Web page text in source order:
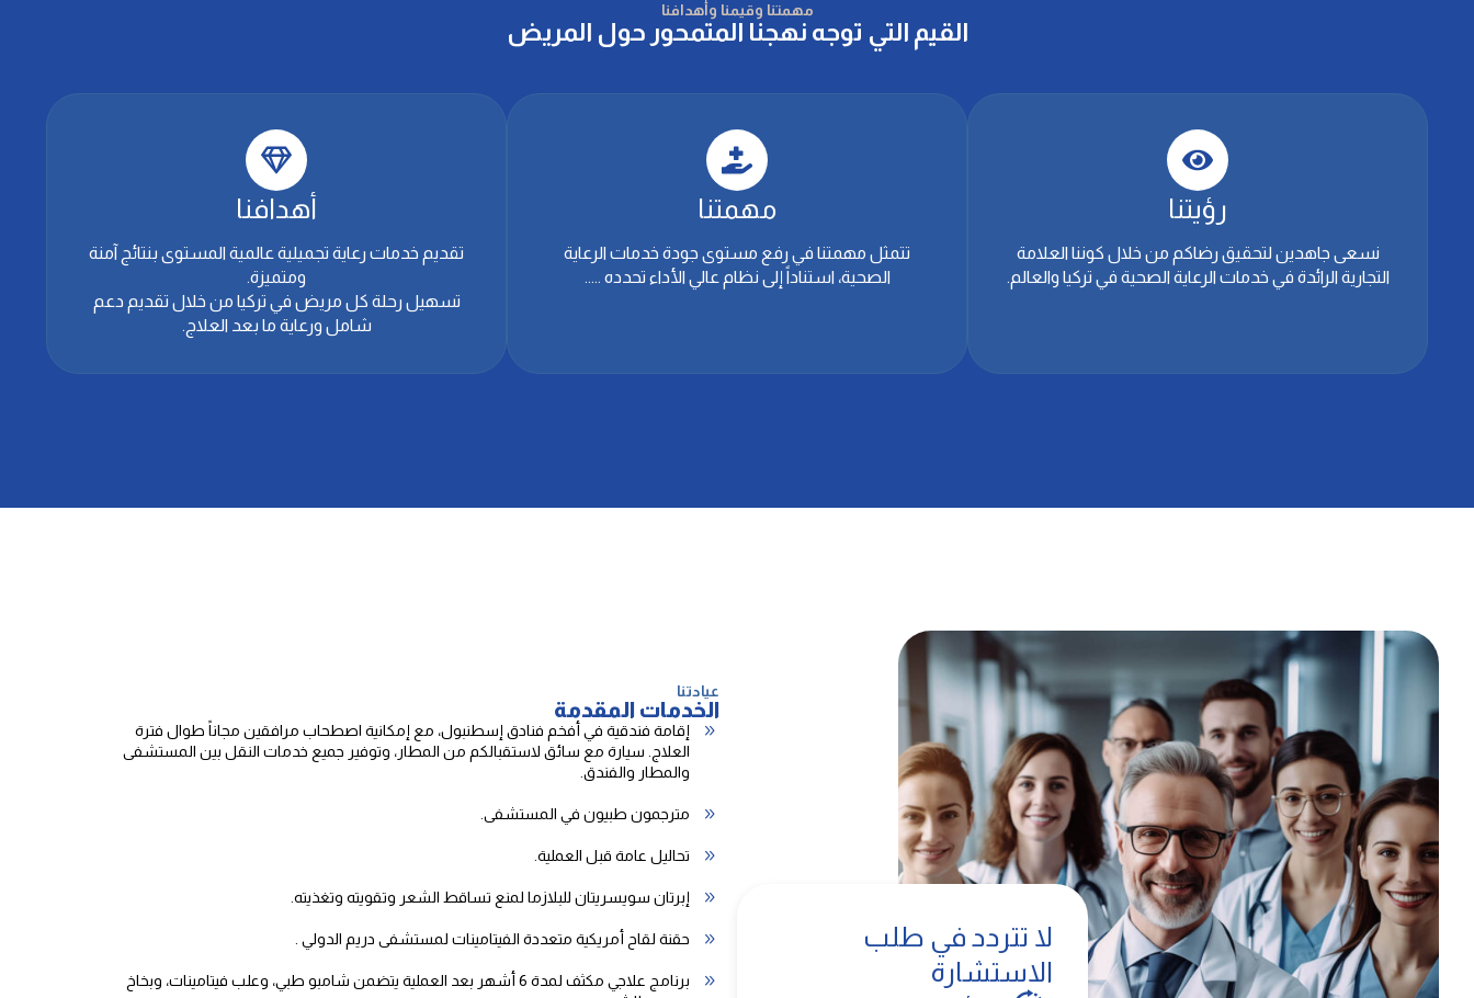
مهمتنا وقيمنا وأهدافنا
القيم التي توجه نهجنا المتمحور حول المريض
رؤيتنا
نسعى جاهدين لتحقيق رضاكم من خلال كوننا العلامة
التجارية الرائدة في خدمات الرعاية الصحية في تركيا والعالم.
مهمتنا
تتمثل مهمتنا في رفع مستوى جودة خدمات الرعاية
الصحية، استناداً إلى نظام عالي الأداء تحدده .....
أهدافنا
تقديم خدمات رعاية تجميلية عالمية المستوى بنتائج آمنة
ومتميزة.
تسهيل رحلة كل مريض في تركيا من خلال تقديم دعم
شامل ورعاية ما بعد العلاج.
عيادتنا
الخدمات المقدمة
إقامة فندقية في أفخم فنادق إسطنبول، مع إمكانية اصطحاب مرافقين مجاناً طوال فترة
العلاج. سيارة مع سائق لاستقبالكم من المطار، وتوفير جميع خدمات النقل بين المستشفى
والمطار والفندق.
مترجمون طبيون في المستشفى.
تحاليل عامة قبل العملية.
إبرتان سويسريتان للبلازما لمنع تساقط الشعر وتقويته وتغذيته.
حقنة لقاح أمريكية متعددة الفيتامينات لمستشفى دريم الدولي .
برنامج علاجي مكثف لمدة 6 أشهر بعد العملية يتضمن شامبو طبي، وعلب فيتامينات، وبخاخ
لا تتردد في طلب
الاستشارة